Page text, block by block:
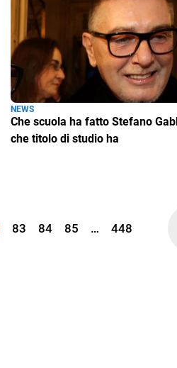
NEWS
Che scuola ha fatto Stefano
che titolo di studio ha
83 84 85 … 448